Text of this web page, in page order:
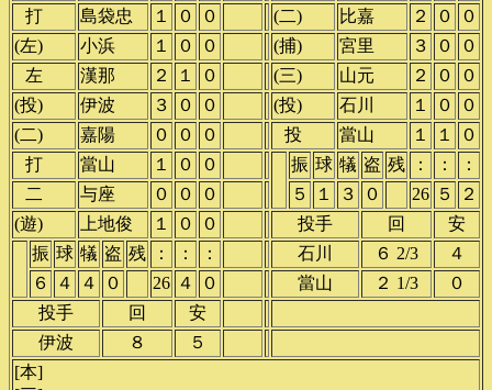
打 島袋忠 １ ０ ０ (二) 比嘉 ２ ０
０
(左)
小浜 １ ０ ０ (捕) 宮里 ３ ０
０
左 漢那 ２ １ ０ (三) 山元 ２ ０
０
(投)
伊波 ３ ０ ０ (投) 石川 １ ０
０
(二)
嘉陽 ０ ０ ０ 投 當山 １ １
０
打 當山 １ ０
０
振 球 犠 盗 残 ： ：
：
二 与座 ０ ０ ０ ５ １ ３ ０ 26 ５
２
(遊)
上地俊 １ ０ ０ 投手 回 安
振 球 犠 盗 残 ： ： ： 石川 ６ 2/3
４
６
４ ４ ０ 26 ４ ０ 當山 ２ 1/3
０
投手
回
安
伊波
８
５
[本]